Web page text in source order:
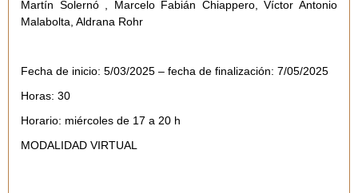
Martín Solernó , Marcelo Fabián Chiappero, Víctor Antonio
Malabolta, Aldrana Rohr
Fecha de inicio: 5/03/2025 – fecha de finalización: 7/05/2025
Horas: 30
Horario: miércoles de 17 a 20 h
MODALIDAD VIRTUAL